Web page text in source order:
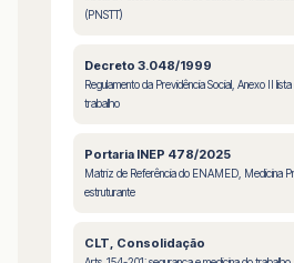
(PNSTT)
Decreto 3.048/1999
Regulamento da Previdência Social, Anexo II
trabalho
Portaria INEP 478/2025
Matriz de Referência do ENAMED, Medicina
estruturante
CLT, Consolidação